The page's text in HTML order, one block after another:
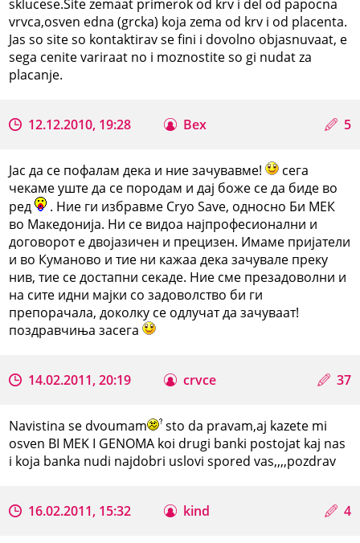
sklucese.Site zemaat primerok od krv i del od papocna
vrvca,osven edna (grcka) koja zema od krv i od placenta.
Jas so site so kontaktirav se fini i dovolno objasnuvaat, e
sega cenite variraat no i moznostite so gi nudat za
placanje.
12.12.2010, 19:28 Bex 5
Јас да се пофалам дека и ние зачувавме!
сега
чекаме уште да се породам и дај боже се да биде во
ред
. Ние ги избравме Cryo Save, односно Би МЕК
во Македонија. Ни се видоа најпрофесионални и
договорот е двојазичен и прецизен. Имаме пријатели
и во Куманово и тие ни кажаа дека зачувале преку
нив, тие се достапни секаде. Ние сме презадоволни и
на сите идни мајки со задоволство би ги
препорачала, доколку се одлучат да зачуваат!
поздравчиња засега
14.02.2011, 20:19 crvce 37
Navistina se dvoumam
sto da pravam,aj kazete mi
osven BI MEK I GENOMA koi drugi banki postojat kaj nas
i koja banka nudi najdobri uslovi spored vas,,,,pozdrav
16.02.2011, 15:32 kind 4